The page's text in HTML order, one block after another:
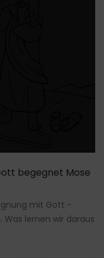
begegnet Mose
mit Gott -
lernen wir daraus